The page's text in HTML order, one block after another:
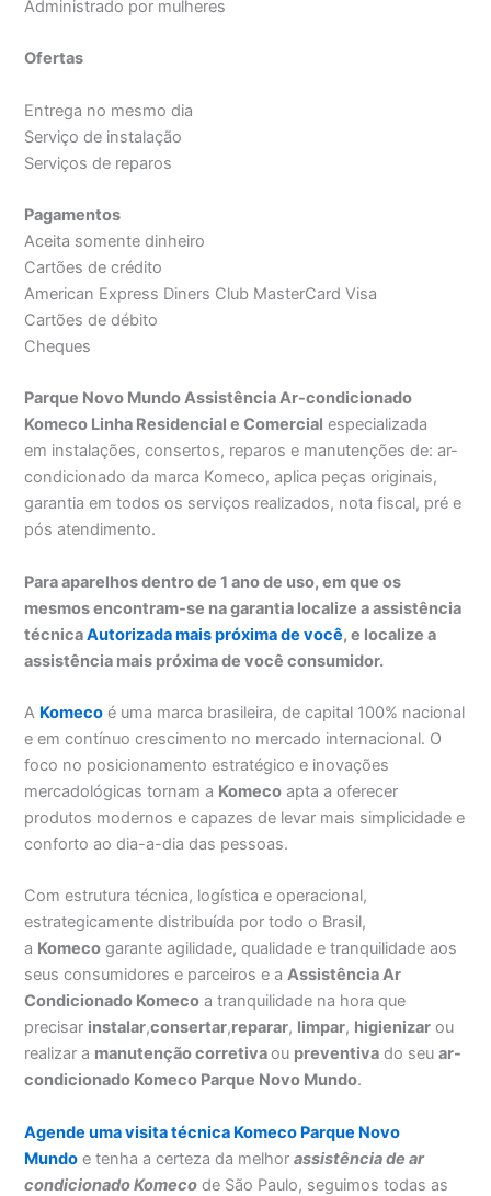
Administrado por mulheres
Ofertas
Entrega no mesmo dia
Serviço de instalação
Serviços de reparos
Pagamentos
Aceita somente dinheiro
Cartões de crédito
American Express Diners Club MasterCard Visa
Cartões de débito
Cheques
Parque Novo Mundo Assistência Ar-condicionado
Komeco Linha Residencial e Comercial especializada
em instalações, consertos, reparos e manutenções de: ar-
condicionado da marca Komeco, aplica peças originais,
garantia em todos os serviços realizados, nota fiscal, pré e
pós atendimento.
Para aparelhos dentro de 1 ano de uso, em que os
mesmos encontram-se na garantia localize a assistência
técnicaAutorizada mais próxima de você, e localize a
assistência mais próxima de você consumidor.
A Komeco é uma marca brasileira, de capital 100% nacional
e em contínuo crescimento no mercado internacional. O
foco no posicionamento estratégico e inovações
mercadológicas tornam a Komeco apta a oferecer
produtos modernos e capazes de levar mais simplicidade e
conforto ao dia-a-dia das pessoas.
Com estrutura técnica, logística e operacional,
estrategicamente distribuída por todo o Brasil,
a Komeco garante agilidade, qualidade e tranquilidade aos
seus consumidores e parceiros e aAssistência Ar
Condicionado Komeco a tranquilidade na hora que
precisar instalar,consertar,reparar, limpar, higienizar ou
realizar a manutenção corretivaou preventiva do seuar-
condicionado Komeco Parque Novo Mundo.
Agende uma visita técnica Komeco Parque Novo
Mundo e tenha a certeza da melhorassistênciade ar
condicionado Komeco de São Paulo, seguimos todas as